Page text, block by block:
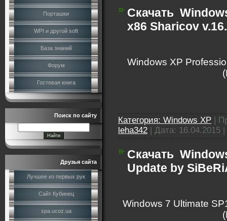
Порташки
WPI и другой soft
База знаний
Форум
Гостевая книга
Поиск по сайту
Друзья сайта
Лучшее из первых рук
Сайт Кубинец
spa.ucoz.ua
Скачать
x86 Sharicov
Windows XP
Категория: Windows XP
leha342
Дата: 16.04.2015
Скачать
Update by
Windows 7 Ultimate